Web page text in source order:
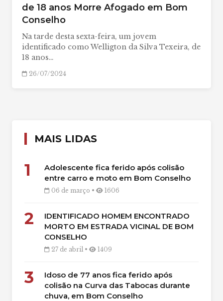
de 18 anos Morre Afogado em Bom
Conselho
Na tarde desta sexta-feira, um jovem
identificado como Welligton da Silva Texeira, de
18 anos…
26/07/2024
MAIS LIDAS
1
Adolescente fica ferido após colisão
entre carro e moto em Bom Conselho
06 de março • 1606
2
IDENTIFICADO HOMEM ENCONTRADO
MORTO EM ESTRADA VICINAL DE BOM
CONSELHO
27 de abril • 1409
3
Idoso de 77 anos fica ferido após
colisão na Curva das Tabocas durante
chuva, em Bom Conselho